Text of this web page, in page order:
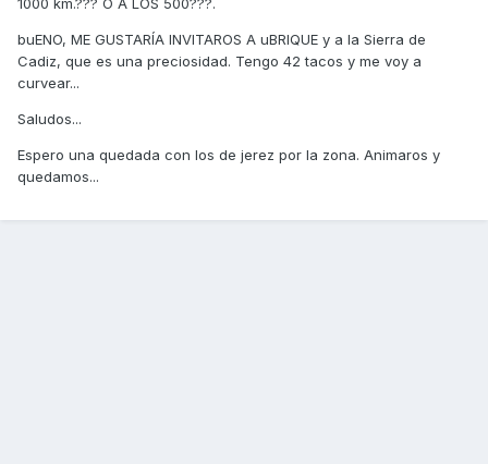
1000 km.??? O A LOS 500???.
buENO, ME GUSTARÍA INVITAROS A uBRIQUE y a la Sierra de
Cadiz, que es una preciosidad. Tengo 42 tacos y me voy a
curvear...
Saludos...
Espero una quedada con los de jerez por la zona. Animaros y
quedamos...